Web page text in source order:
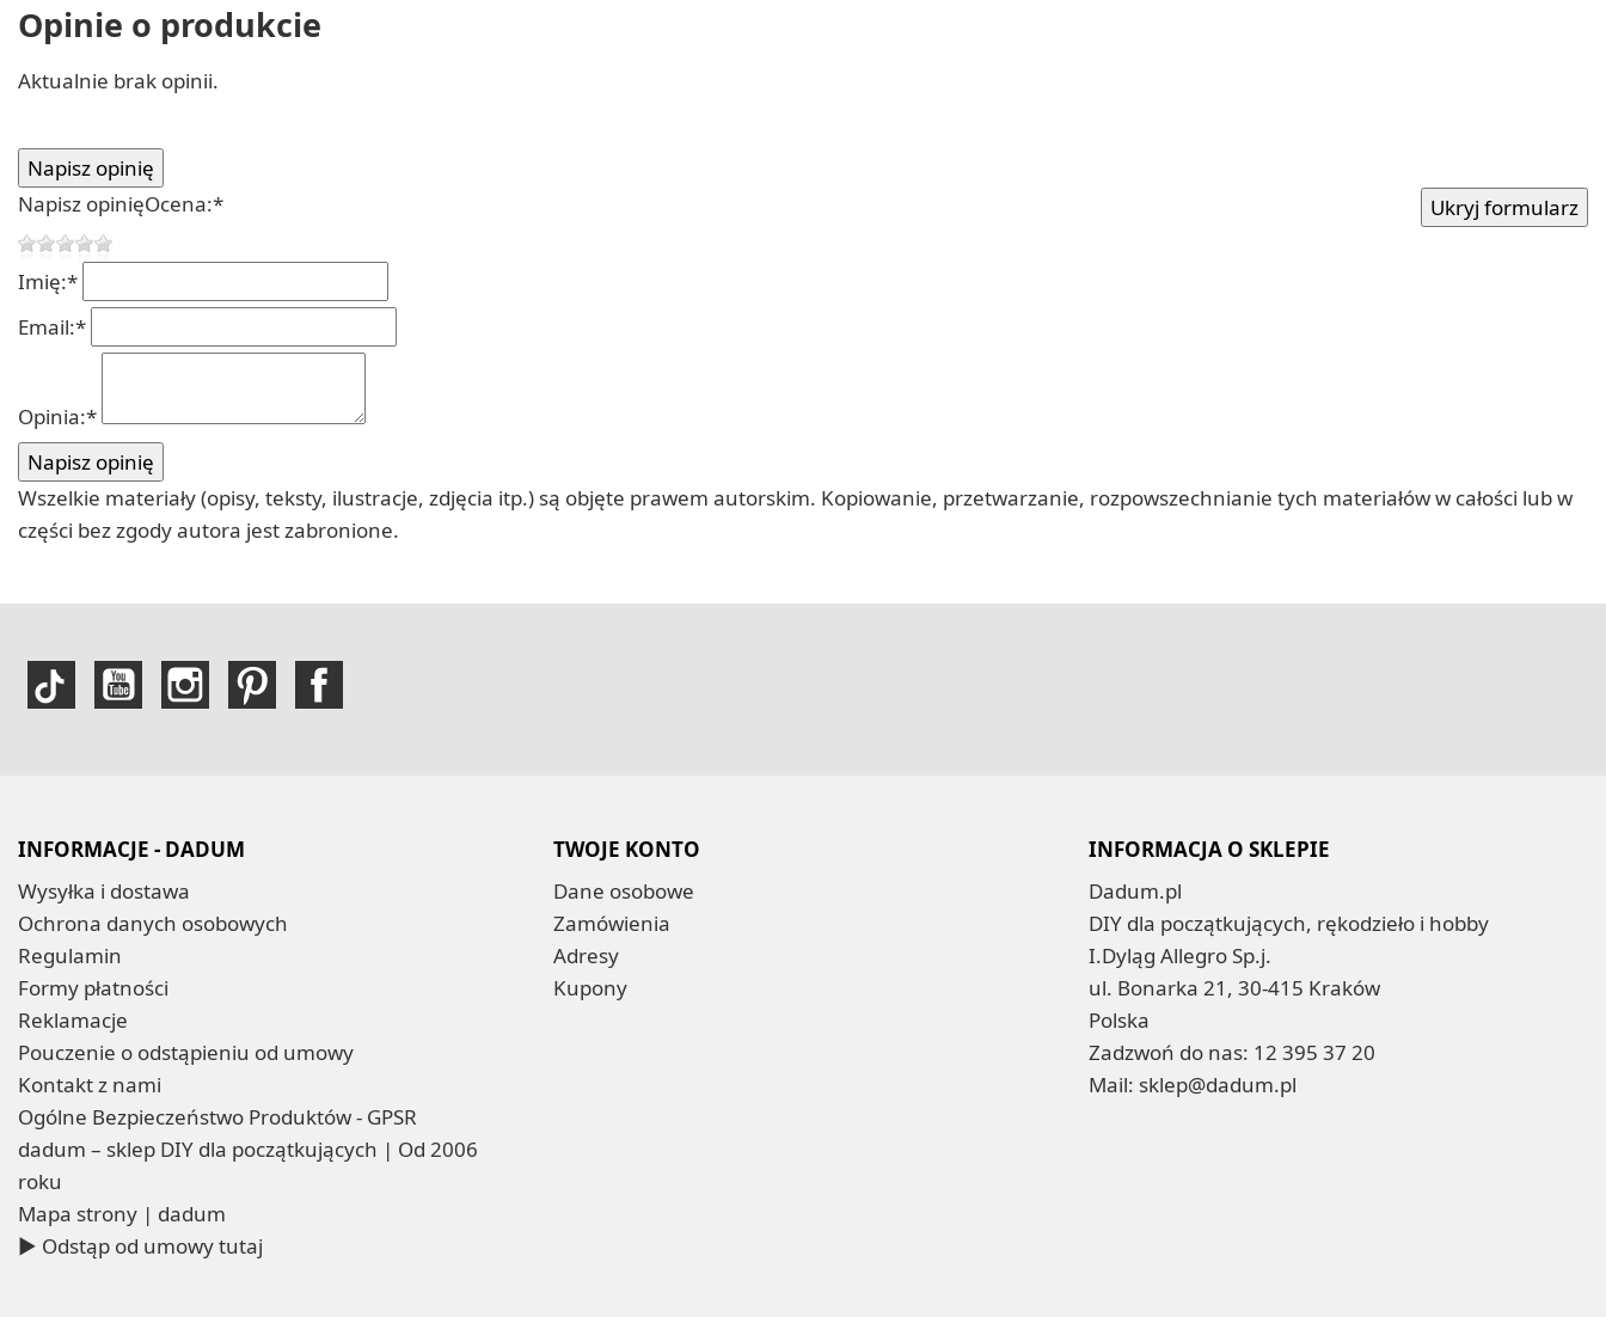
Opinie o produkcie
Aktualnie brak opinii.
Napisz opinięOcena:*
Imię:*
Email:*
Opinia:*
Wszelkie materiały (opisy, teksty, ilustracje, zdjęcia itp.) są objęte prawem autorskim. Kopiowanie, przetwarzanie, rozpowszechnianie tych materiałów w całości lub w
części bez zgody autora jest zabronione.
INFORMACJE - DADUM
Wysyłka i dostawa
Ochrona danych osobowych
Regulamin
Formy płatności
Reklamacje
Pouczenie o odstąpieniu od umowy
Kontakt z nami
Ogólne Bezpieczeństwo Produktów - GPSR
dadum – sklep DIY dla początkujących | Od 2006
roku
Mapa strony | dadum
▶ Odstąp od umowy tutaj
TWOJE KONTO
Dane osobowe
Zamówienia
Adresy
Kupony
INFORMACJA O SKLEPIE
Dadum.pl
DIY dla początkujących, rękodzieło i hobby
I.Dyląg Allegro Sp.j.
ul. Bonarka 21, 30-415 Kraków
Polska
Zadzwoń do nas: 12 395 37 20
Mail: sklep@dadum.pl